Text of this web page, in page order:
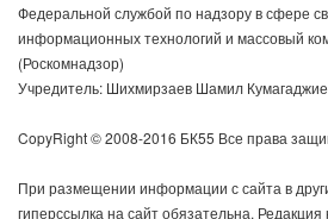
Федеральной службой по надзору в сфере
информационных технологий и массовый
(Роскомнадзор)
Учредитель: Шихмирзаев Шамил
CopyRight © 2008-2016 БК55 Все права
При размещении информации с сайта в
гиперссылка на сайт обязательна. Редакция